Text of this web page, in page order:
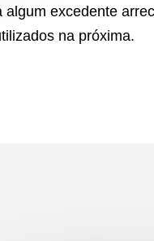
excedente
na próxima.